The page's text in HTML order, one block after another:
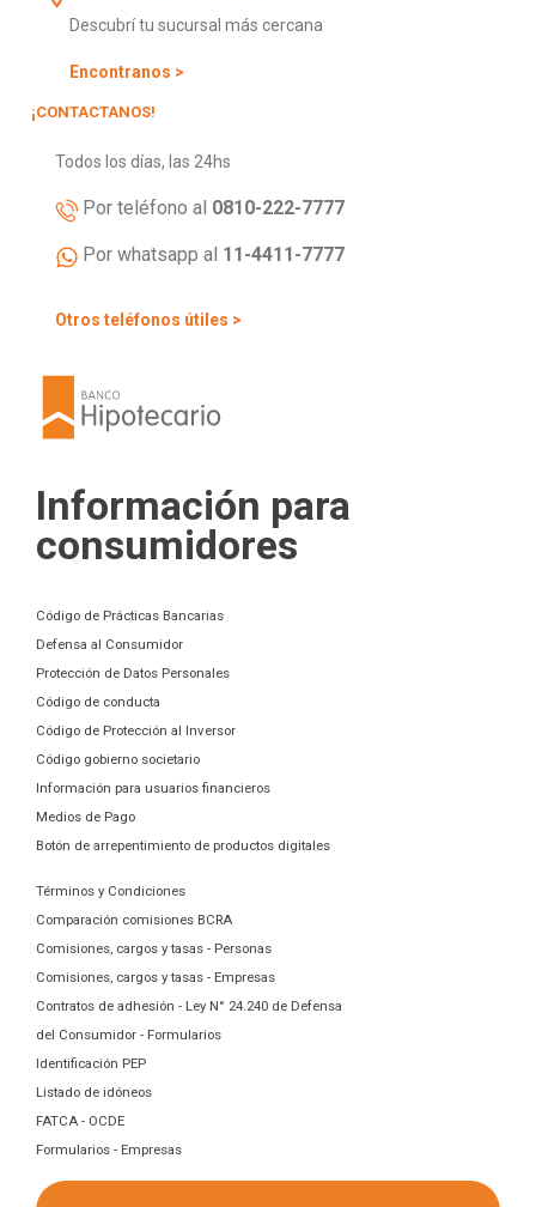
Descubrí tu sucursal más cercana
Encontranos >
¡CONTACTANOS!
Todos los días, las 24hs
Por teléfono al 0810-222-7777
Por whatsapp al 11-4411-7777
Otros teléfonos útiles >
Información para
consumidores
Código de Prácticas Bancarias
Defensa al Consumidor
Protección de Datos Personales
Código de conducta
Código de Protección al Inversor
Código gobierno societario
Información para usuarios financieros
Medios de Pago
Botón de arrepentimiento de productos digitales
Términos y Condiciones
Comparación comisiones BCRA
Comisiones, cargos y tasas - Personas
Comisiones, cargos y tasas - Empresas
Contratos de adhesión - Ley N° 24.240 de Defensa
del Consumidor - Formularios
Identificación PEP
Listado de idóneos
FATCA - OCDE
Formularios - Empresas